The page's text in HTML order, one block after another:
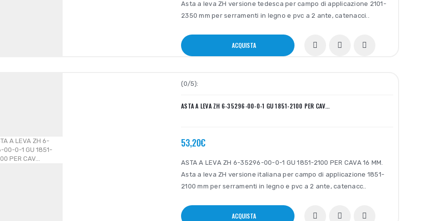
Asta a leva ZH versione tedesca per campo di applicazione 2101-
2350 mm per serramenti in legno e pvc a 2 ante, catenacci..
ACQUISTA
(0/5):
ASTA A LEVA ZH 6-35296-00-0-1 GU 1851-2100 PER CAV...
53,20€
ASTA A LEVA ZH 6-35296-00-0-1 GU 1851-2100 PER CAVA 16 MM.
Asta a leva ZH versione italiana per campo di applicazione 1851-
2100 mm per serramenti in legno e pvc a 2 ante, catenacc..
ACQUISTA